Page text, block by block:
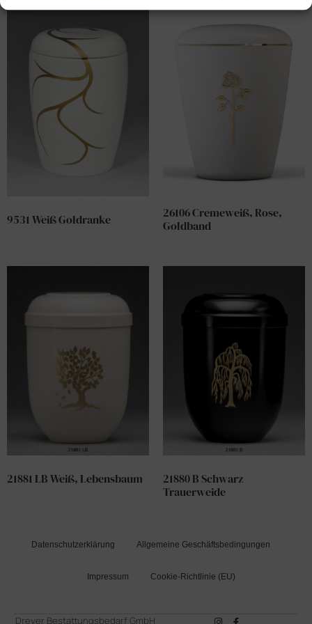
9531 Weiß Goldranke
26106 Cremeweiß, Rose,
Goldband
21881 LB Weiß, Lebensbaum
21880 B Schwarz
Trauerweide
Datenschutzerklärung Allgemeine Geschäftsbedingungen
Impressum Cookie-Richtlinie (EU)
Dreyer Bestattungsbedarf GmbH